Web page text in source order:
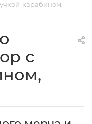
карабином,
с